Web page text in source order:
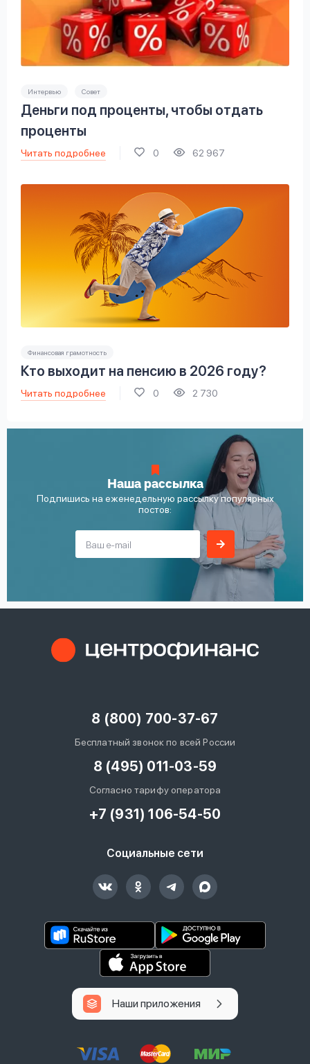
Интервью Совет
Деньги под проценты, чтобы отдать
проценты
Читать подробнее 0 62 967
Финансовая грамотность
Кто выходит на пенсию в 2026 году?
Читать подробнее 0 2 730
Наша рассылка
Подпишись на еженедельную рассылку популярных
постов:
8 (800) 700-37-67
Бесплатный звонок по всей России
8 (495) 011-03-59
Согласно тарифу оператора
+7 (931) 106-54-50
Социальные сети
Наши приложения